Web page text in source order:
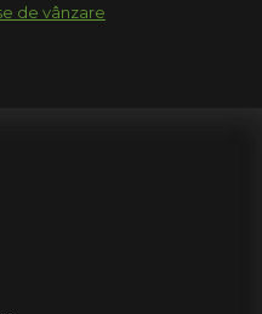
de vânzare